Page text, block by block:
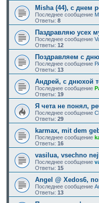
Misha (44), c днем
Последнее сообщение
Ответы:8
Паздравляю усех
Последнее сообщение
Ответы:12
Поздравляем с
Последнее сообщение
Ответы:13
Андрей, с днюхой
Последнее сообщение
Ответы:19
Я чета не понял,
Последнее сообщение
Ответы:29
karmax, mit dem
Последнее сообщение
Ответы:16
vasilua, vsechno
Последнее сообщение
Ответы:15
Angel @ Xedos6,
Последнее сообщение
Ответы:13